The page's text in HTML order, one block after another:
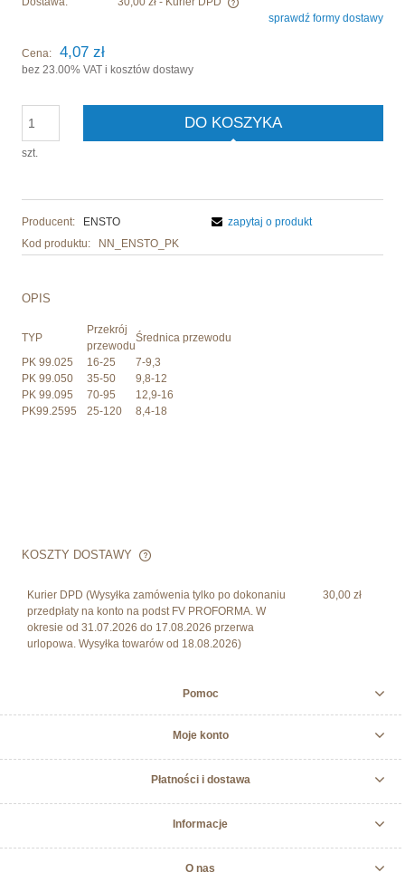
Cena nie zawiera ewentualnych kosztów płatnościsprawdź formy dostawy
Cena: 4,07 zł
bez 23.00% VAT i kosztów dostawy
szt.
DO KOSZYKA
Producent:
ENSTO
Kod produktu:
NN_ENSTO_PK
zapytaj o produkt
OPIS
TYP
Przekrój
przewodu
Średnica przewodu
PK 99.025
16-25
7-9,3
PK 99.050
35-50
9,8-12
PK 99.095
70-95
12,9-16
PK99.2595
25-120 8,4-18
KOSZTY DOSTAWY
CENA NIE ZAWIERA EWENTUALNYCH KOSZTÓW
Kurier DPD (Wysyłka zamówenia tylko po dokonaniu
przedpłaty na konto na podst FV PROFORMA. W
okresie od 31.07.2026 do 17.08.2026 przerwa
urlopowa. Wysyłka towarów od 18.08.2026)
30,00 zł
Pomoc
Moje konto
Płatności i dostawa
Informacje
O nas